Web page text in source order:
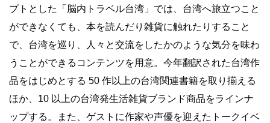
プトとした「脳内トラベル台湾」では、台湾へ旅立つこと
ができなくても、本を読んだり雑貨に触れたりすること
で、台湾を巡り、人々と交流をしたかのような気分を味わ
うことができるコンテンツを用意。今年翻訳された台湾作
品をはじめとする 50 作以上の台湾関連書籍を取り揃える
ほか、10 以上の台湾発生活雑貨ブランド商品をラインナ
ップする。また、ゲストに作家や声優を迎えたトークイベ